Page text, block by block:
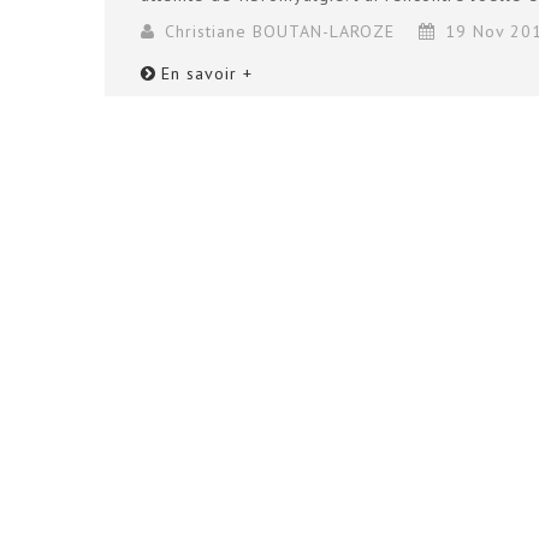
Christiane BOUTAN-LAROZE
19 Nov
En savoir +